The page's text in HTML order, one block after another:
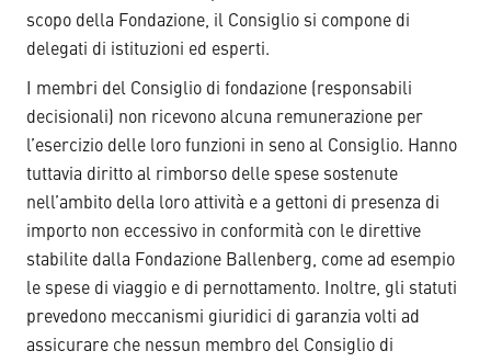
scopo della Fondazione, il Consiglio si compone di
delegati di istituzioni ed esperti.
I membri del Consiglio di fondazione (responsabili
decisionali) non ricevono alcuna remunerazione per
l’esercizio delle loro funzioni in seno al Consiglio. Hanno
tuttavia diritto al rimborso delle spese sostenute
nell’ambito della loro attività e a gettoni di presenza di
importo non eccessivo in conformità con le direttive
stabilite dalla Fondazione Ballenberg, come ad esempio
le spese di viaggio e di pernottamento. Inoltre, gli statuti
prevedono meccanismi giuridici di garanzia volti ad
assicurare che nessun membro del Consiglio di